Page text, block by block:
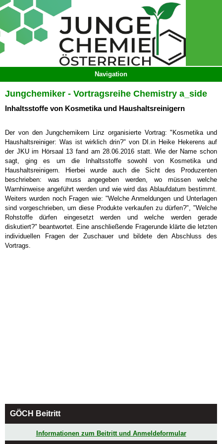
Jungchemiker - Vortragsreihe Chemistry a_side
Inhaltsstoffe von Kosmetika und Haushaltsreinigern
Der von den Jungchemikern Linz organisierte Vortrag: "Kosmetika und
Haushaltsreiniger: Was ist wirklich drin?" von DI.in Heike Hekerens auf
der JKU im Hörsaal 13 fand am 28.06.2016 statt. Wie der Name schon
sagt, ging es um die Inhaltsstoffe sowohl von Kosmetika und
Haushaltsreinigern. Hierbei wurde auch die Sicht des Produzenten
beschrieben: was muss angegeben werden, wo müssen welche
Warnhinweise angeführt werden und wie wird das Ablaufdatum bestimmt.
Weiters wurden noch Fragen wie: "Welche Anmeldungen und Unterlagen
sind vorgeschrieben, um diese Produkte verkaufen zu dürfen?", "Welche
Rohstoffe dürfen eingesetzt werden und welche werden gerade
diskutiert?" beantwortet. Eine anschließende Fragerunde klärte die letzten
individuellen Fragen der Zuschauer und bildete den Abschluss des
Vortrags.
GÖCH Beitritt
Informationen zum Beitritt und Anmeldeformular